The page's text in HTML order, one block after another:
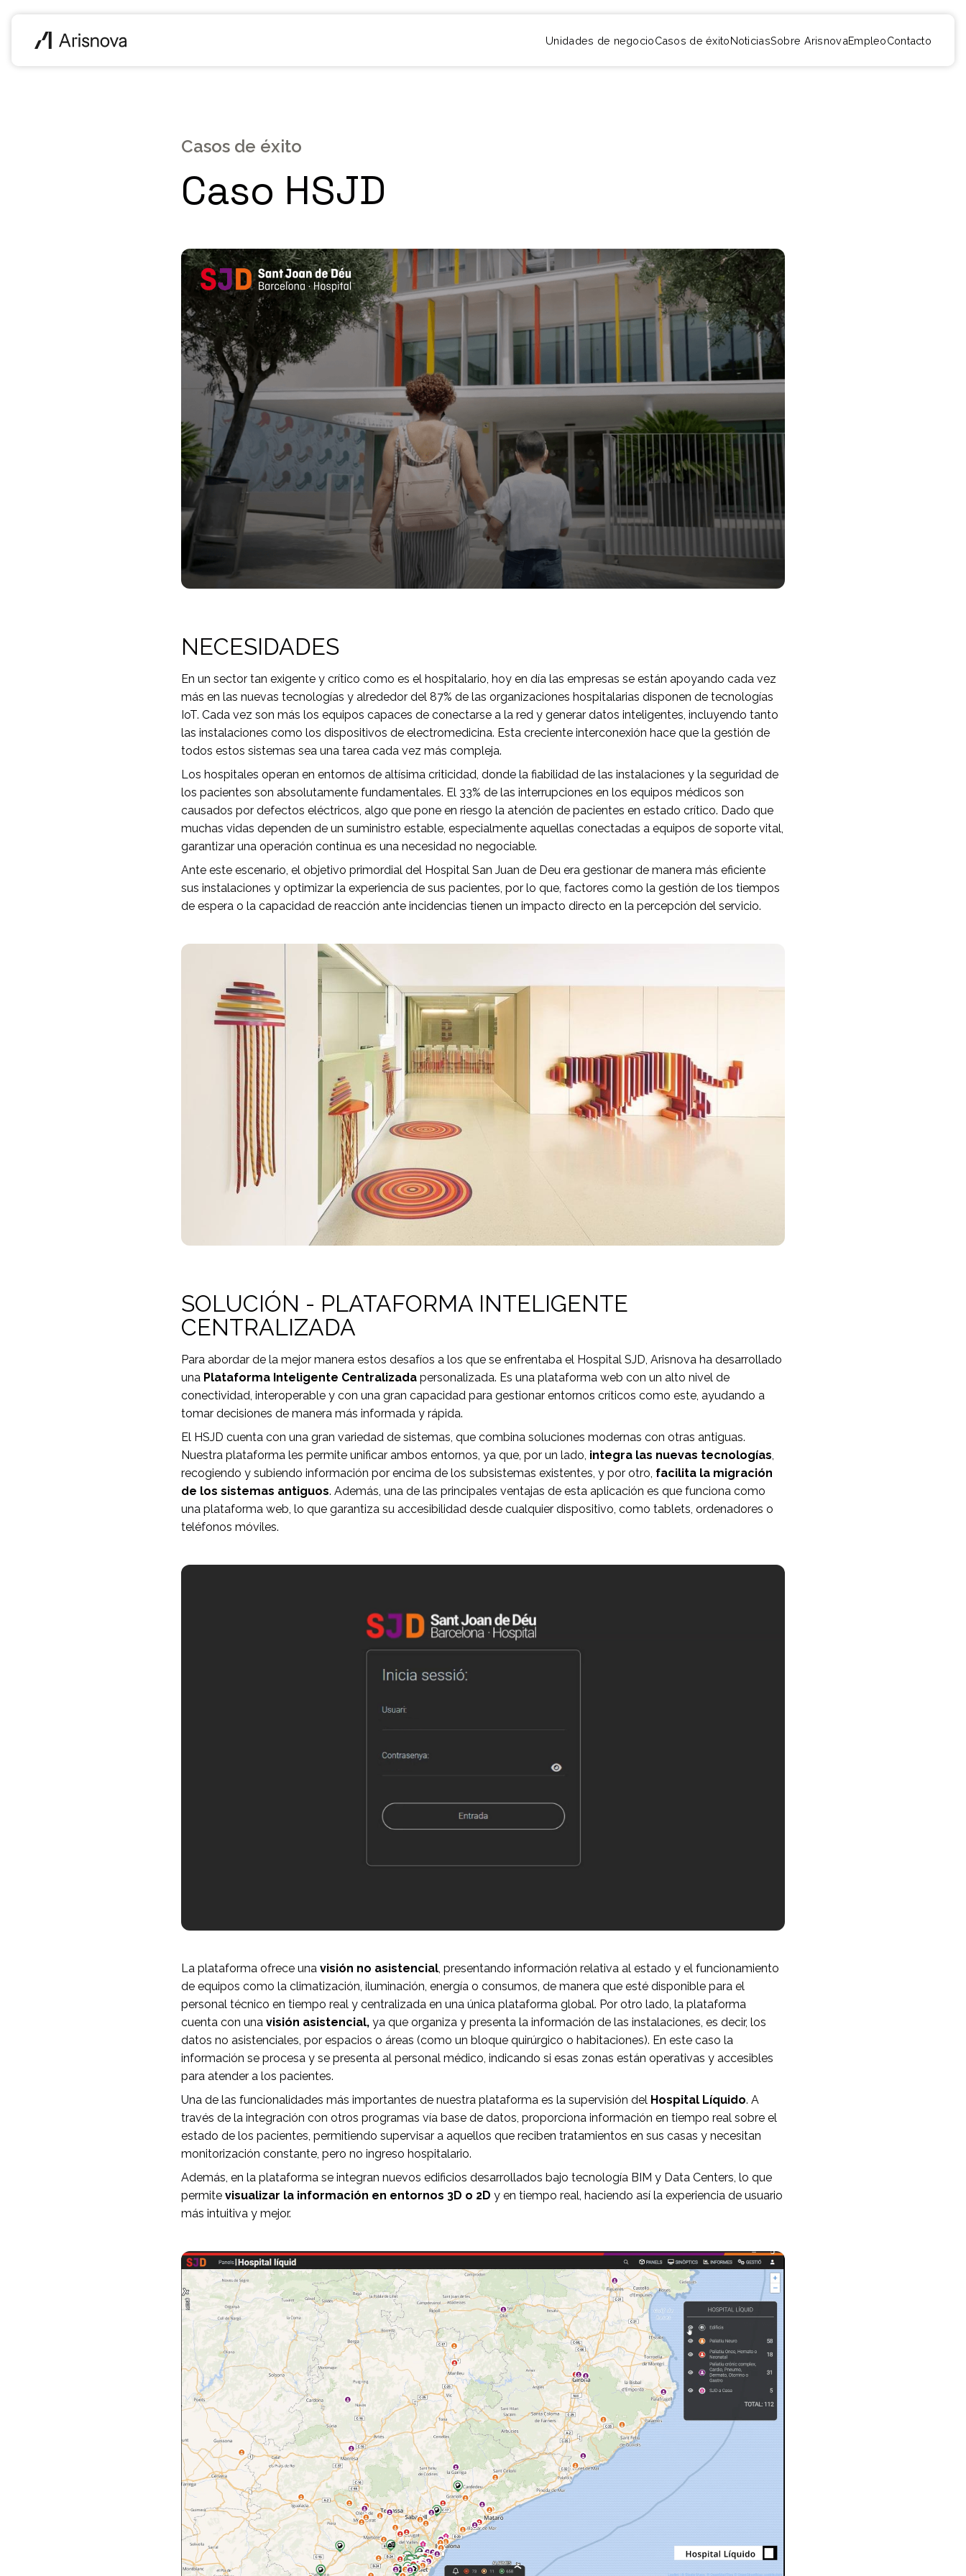
Unidades de negocioCasos de éxitoNoticiasSobre ArisnovaEmpleoContacto
Casos de éxito
Caso HSJD
NECESIDADES
En un sector tan exigente y crítico como es el hospitalario, hoy en día las empresas se están apoyando cada vez
más en las nuevas tecnologías y alrededor del 87% de las organizaciones hospitalarias disponen de tecnologías
IoT. Cada vez son más los equipos capaces de conectarse a la red y generar datos inteligentes, incluyendo tanto
las instalaciones como los dispositivos de electromedicina. Esta creciente interconexión hace que la gestión de
todos estos sistemas sea una tarea cada vez más compleja.
Los hospitales operan en entornos de altísima criticidad, donde la fiabilidad de las instalaciones y la seguridad de
los pacientes son absolutamente fundamentales. El 33% de las interrupciones en los equipos médicos son
causados por defectos eléctricos, algo que pone en riesgo la atención de pacientes en estado crítico. Dado que
muchas vidas dependen de un suministro estable, especialmente aquellas conectadas a equipos de soporte vital,
garantizar una operación continua es una necesidad no negociable.
Ante este escenario, el objetivo primordial del Hospital San Juan de Deu era gestionar de manera más eficiente
sus instalaciones y optimizar la experiencia de sus pacientes, por lo que, factores como la gestión de los tiempos
de espera o la capacidad de reacción ante incidencias tienen un impacto directo en la percepción del servicio.
SOLUCIÓN - PLATAFORMA INTELIGENTE
CENTRALIZADA
Para abordar de la mejor manera estos desafíos a los que se enfrentaba el Hospital SJD, Arisnova ha desarrollado
una Plataforma Inteligente Centralizada personalizada. Es una plataforma web con un alto nivel de
conectividad, interoperable y con una gran capacidad para gestionar entornos críticos como este, ayudando a
tomar decisiones de manera más informada y rápida.
El HSJD cuenta con una gran variedad de sistemas, que combina soluciones modernas con otras antiguas.
Nuestra plataforma les permite unificar ambos entornos, ya que, por un lado, integra las nuevas tecnologías,
recogiendo y subiendo información por encima de los subsistemas existentes, y por otro, facilita la migración
de los sistemas antiguos. Además, una de las principales ventajas de esta aplicación es que funciona como
una plataforma web, lo que garantiza su accesibilidad desde cualquier dispositivo, como tablets, ordenadores o
teléfonos móviles.
La plataforma ofrece una visión no asistencial, presentando información relativa al estado y el funcionamiento
de equipos como la climatización, iluminación, energía o consumos, de manera que esté disponible para el
personal técnico en tiempo real y centralizada en una única plataforma global. Por otro lado, la plataforma
cuenta con una visión asistencial, ya que organiza y presenta la información de las instalaciones, es decir, los
datos no asistenciales, por espacios o áreas (como un bloque quirúrgico o habitaciones). En este caso la
información se procesa y se presenta al personal médico, indicando si esas zonas están operativas y accesibles
para atender a los pacientes.
Una de las funcionalidades más importantes de nuestra plataforma es la supervisión del Hospital Líquido. A
través de la integración con otros programas vía base de datos, proporciona información en tiempo real sobre el
estado de los pacientes, permitiendo supervisar a aquellos que reciben tratamientos en sus casas y necesitan
monitorización constante, pero no ingreso hospitalario.
Además, en la plataforma se integran nuevos edificios desarrollados bajo tecnología BIM y Data Centers, lo que
permite visualizar la información en entornos 3D o 2D y en tiempo real, haciendo así la experiencia de usuario
más intuitiva y mejor.